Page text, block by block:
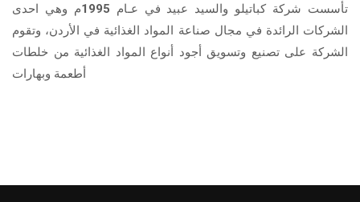
تأسست شركة كباتيلو والسيد عبيد في عـام 1995م وهي احدى
الشركات الرائدة في مجال صناعة المواد الغذائية في الأردن، وتقوم
الشركة على تصنيع وتسويق أجود أنواع المواد الغذائية من خلطات
أطعمة وبهارات